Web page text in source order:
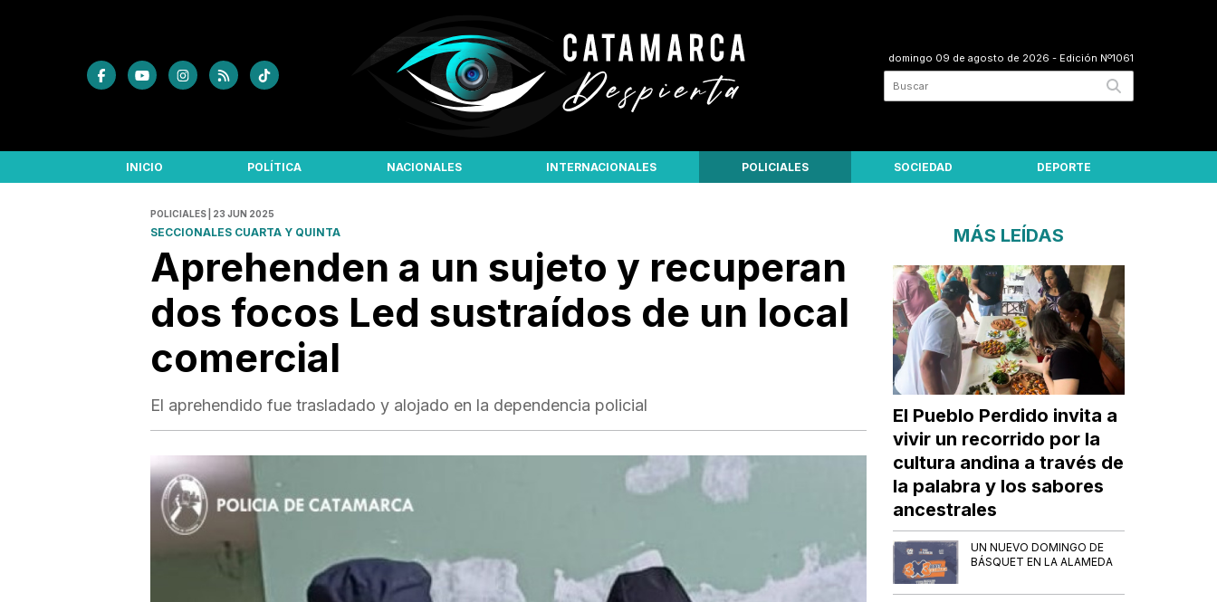
domingo 09 de agosto de 2026 - Edición Nº1061
INICIO POLÍTICA NACIONALES INTERNACIONALES POLICIALES SOCIEDAD DEPORTE
POLICIALES | 23 JUN 2025
SECCIONALES CUARTA Y QUINTA
Aprehenden a un sujeto y recuperan
dos focos Led sustraídos de un local
comercial
El aprehendido fue trasladado y alojado en la dependencia policial
MÁS LEÍDAS
El Pueblo Perdido invita a
vivir un recorrido por la
cultura andina a través de
la palabra y los sabores
ancestrales
UN NUEVO DOMINGO DE
BÁSQUET EN LA ALAMEDA